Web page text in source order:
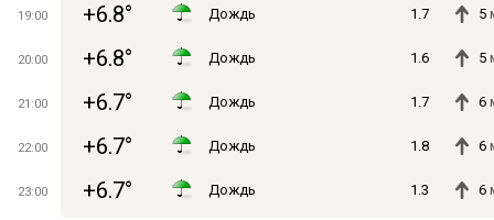
19:00 +6.8° Дождь 1.7 5
20:00 +6.8° Дождь 1.6 5
21:00 +6.7° Дождь 1.7 6
22:00 +6.7° Дождь 1.8 6
23:00 +6.7° Дождь 1.3 6